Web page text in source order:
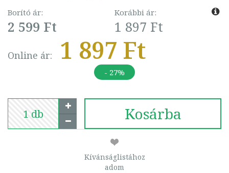
Borító ár:
2 599 Ft
Korábbi ár:
1 897 Ft
Online ár: 1 897 Ft
- 27%
Kosárba
Kívánságlistához
adom